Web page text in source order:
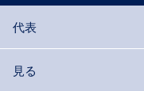
代表
見る